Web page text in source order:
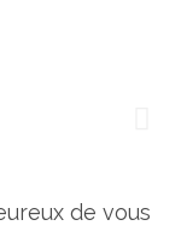
de vous